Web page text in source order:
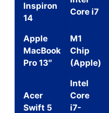
Inspiron
14
Core i7
Apple
MacBook
Pro 13″
M1
Chip
(Apple)
Acer
Swift 5
Intel
Core
i7-